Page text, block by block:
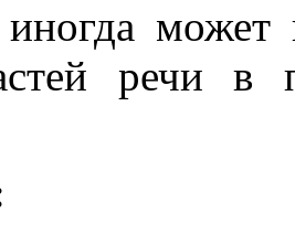
может
речи в